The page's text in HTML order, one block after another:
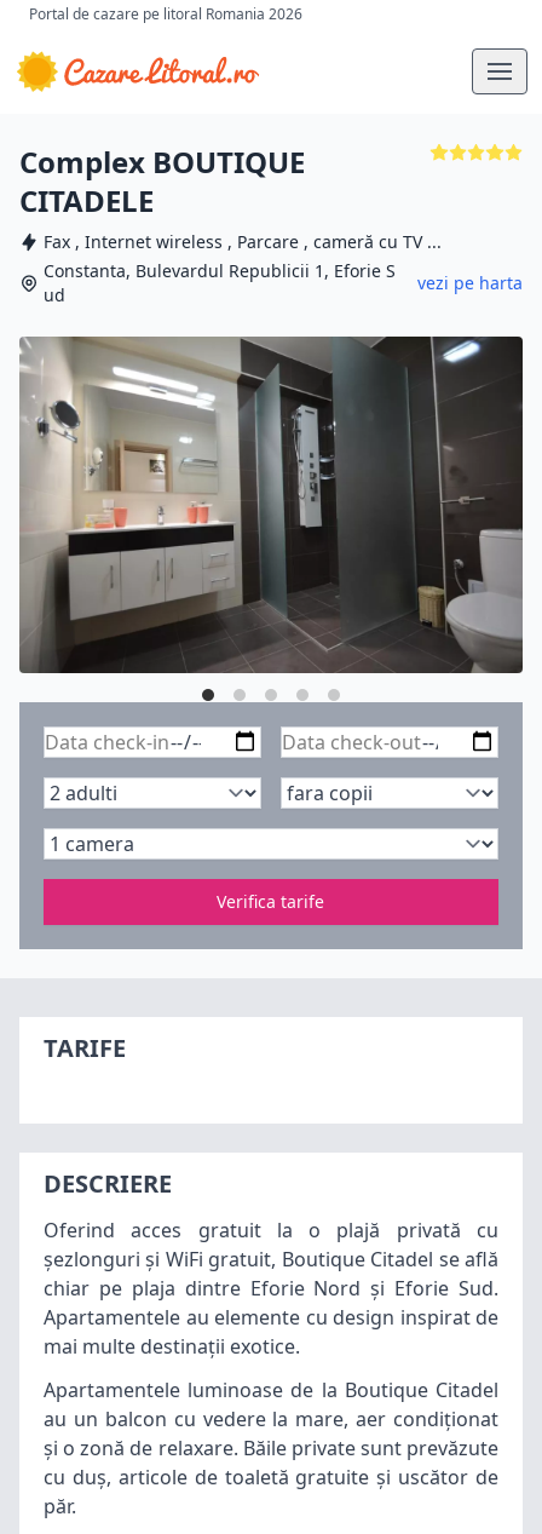
Portal de cazare pe litoral Romania 2026
Complex BOUTIQUE
CITADELE
Fax , Internet wireless , Parcare , cameră cu TV ...
Constanta, Bulevardul Republicii 1, Eforie S
ud
vezi pe harta
Verifica tarife
TARIFE
DESCRIERE
Oferind acces gratuit la o plajă privată cu
şezlonguri şi WiFi gratuit, Boutique Citadel se află
chiar pe plaja dintre Eforie Nord şi Eforie Sud.
Apartamentele au elemente cu design inspirat de
mai multe destinaţii exotice.
Apartamentele luminoase de la Boutique Citadel
au un balcon cu vedere la mare, aer condiţionat
şi o zonă de relaxare. Băile private sunt prevăzute
cu duş, articole de toaletă gratuite şi uscător de
păr.